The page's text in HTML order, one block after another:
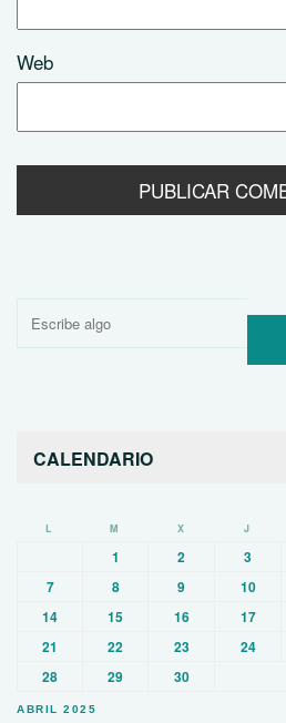
Web
Buscar
CALENDARIO
ABRIL 2025
L M X J
1 2 3
7
8 9 10
14
15 16 17
21
22 23 24
28
29 30